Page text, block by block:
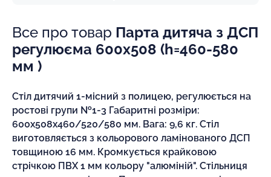
Все про товар Парта дитяча з ДСП
регулюєма 600х508 (h=460-580
мм )
Стіл дитячий 1-місний з полицею, регулюється на
ростові групи №1-3 Габаритні розміри:
600х508х460/520/580 мм. Вага: 9,6 кг. Стіл
виготовляється з кольорового ламінованого ДСП
товщиною 16 мм. Кромкується крайковою
стрічкою ПВХ 1 мм кольору "алюміній". Стільниця